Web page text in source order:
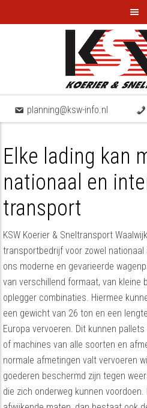
planning@ksw-info.nl
Elke lading kan
nationaal en
transport
KSW Koerier & Sneltransport
transportbedrijf voor zowel
ons moderne en gevarieerde
van verschillend formaat, van kleine
oplegger combinaties. Hiermee
een gewicht van 26 ton en een
Europa vervoeren. Dit kunnen
of machines van alle soorten en
normale afmetingen valt vervoeren
goederen beschermd zijn tegen
die zich onderweg kunnen